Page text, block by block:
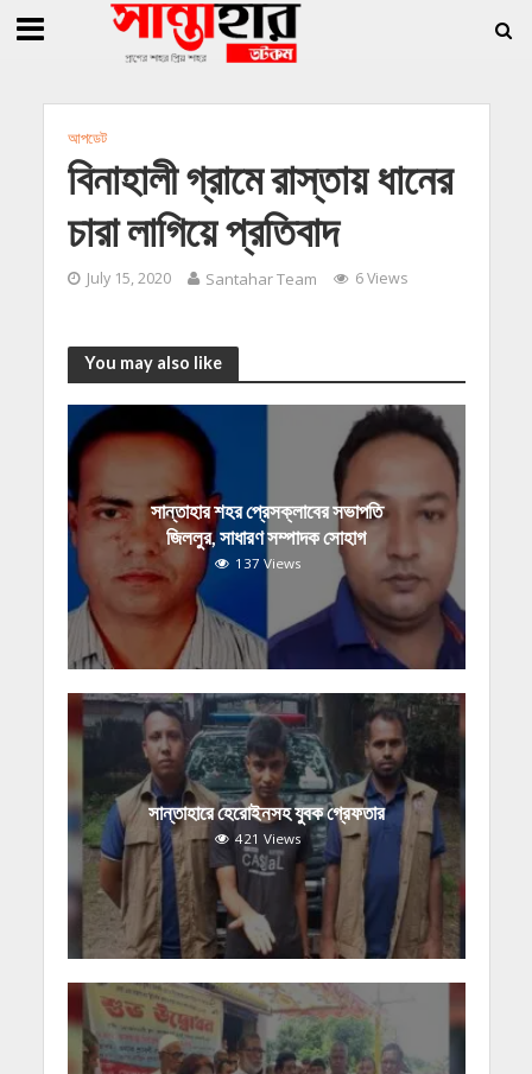
সাধারণ সম্পাদক সোহাগ » সান্তাহারে হেরোইনসহ যুবক গ্রেফতার
আপডেট
বিনাহালী গ্রামে রাস্তায় ধানের
চারা লাগিয়ে প্রতিবাদ
July 15, 2020 Santahar Team 6 Views
You may also like
সান্তাহার শহর প্রেসক্লাবের সভাপতি
জিললুর, সাধারণ সম্পাদক সোহাগ
137 Views
সান্তাহারে হেরোইনসহ যুবক গ্রেফতার
421 Views